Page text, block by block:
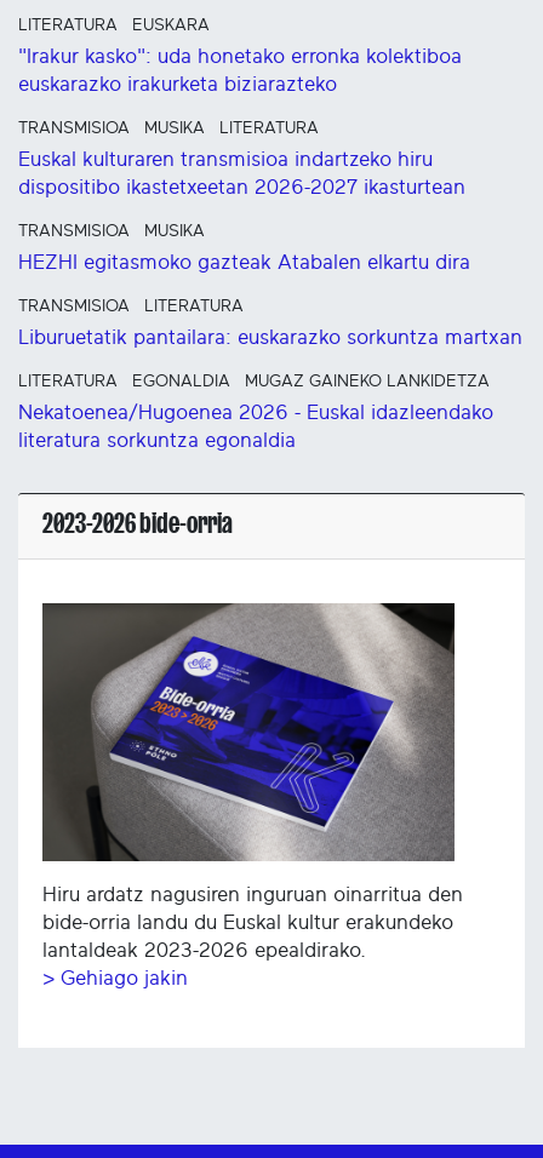
LITERATURA EUSKARA
"Irakur kasko": uda honetako erronka kolektiboa
euskarazko irakurketa biziarazteko
TRANSMISIOA MUSIKA LITERATURA
Euskal kulturaren transmisioa indartzeko hiru
dispositibo ikastetxeetan 2026-2027 ikasturtean
TRANSMISIOA MUSIKA
HEZHI egitasmoko gazteak Atabalen elkartu dira
TRANSMISIOA LITERATURA
Liburuetatik pantailara: euskarazko sorkuntza martxan
LITERATURA EGONALDIA MUGAZ GAINEKO LANKIDETZA
Nekatoenea/Hugoenea 2026 - Euskal idazleendako
literatura sorkuntza egonaldia
2023-2026 bide-orria
Hiru ardatz nagusiren inguruan oinarritua den
bide-orria landu du Euskal kultur erakundeko
lantaldeak 2023-2026 epealdirako.
> Gehiago jakin